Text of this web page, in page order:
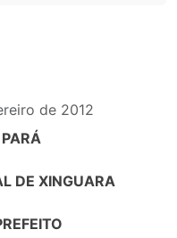
de 2012
DE XINGUARA